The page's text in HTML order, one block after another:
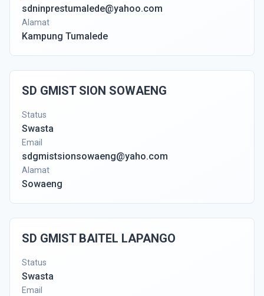
sdninprestumalede@yahoo.com
Alamat
Kampung Tumalede
SD GMIST SION SOWAENG
Status
Swasta
Email
sdgmistsionsowaeng@yaho.com
Alamat
Sowaeng
SD GMIST BAITEL LAPANGO
Status
Swasta
Email